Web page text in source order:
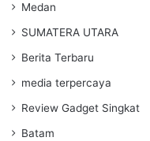
Medan
SUMATERA UTARA
Berita Terbaru
media terpercaya
Review Gadget Singkat
Batam